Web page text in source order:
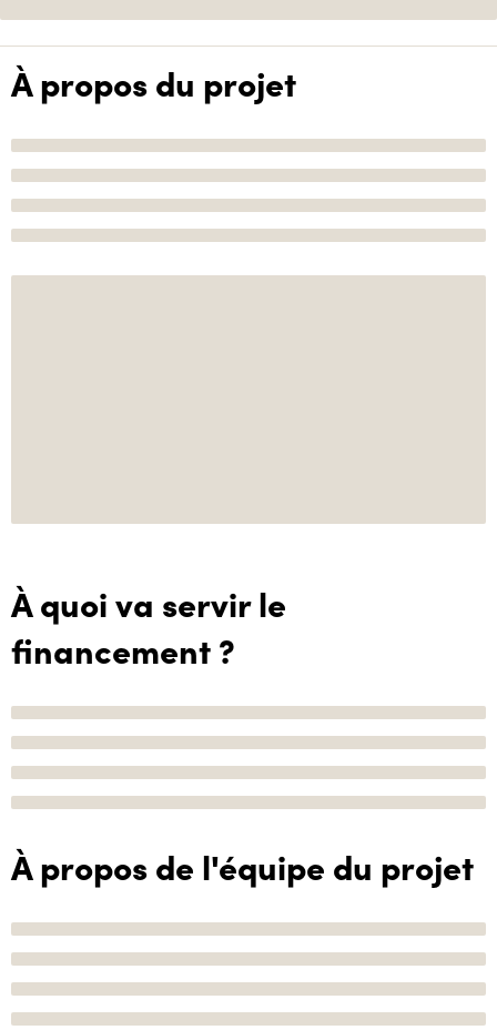
À propos du projet
À quoi va servir le
financement ?
À propos de l'équipe du projet